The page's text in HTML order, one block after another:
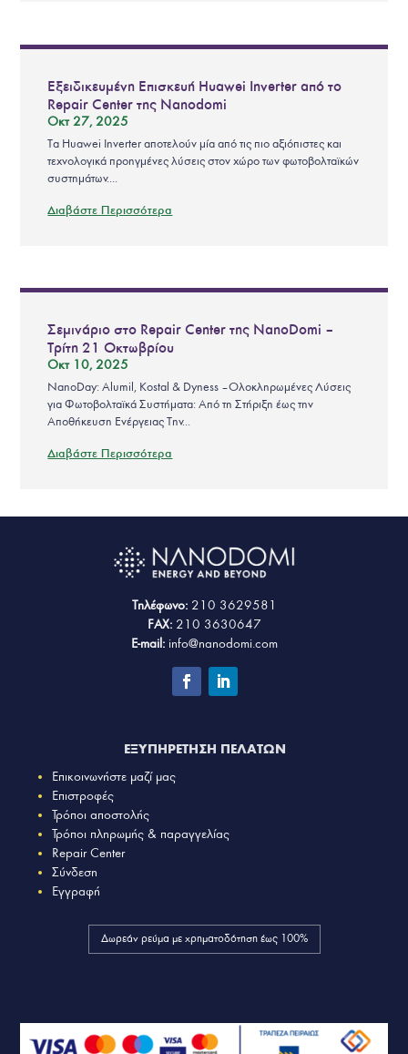
Εξειδικευμένη Επισκευή Huawei Inverter από το
Repair Center της Nanodomi
Οκτ 27, 2025
Τα Huawei Inverter αποτελούν μία από τις πιο αξιόπιστες και
τεχνολογικά προηγμένες λύσεις στον χώρο των φωτοβολταϊκών
συστημάτων....
Διαβάστε Περισσότερα
Σεμινάριο στο Repair Center της NanoDomi –
Τρίτη 21 Οκτωβρίου
Οκτ 10, 2025
NanoDay: Alumil, Kostal & Dyness – Ολοκληρωμένες Λύσεις
για Φωτοβολταϊκά Συστήματα: Από τη Στήριξη έως την
Αποθήκευση Ενέργειας Την...
Διαβάστε Περισσότερα
Τηλέφωνο: 210 3629581
FAX: 210 3630647
E-mail: info@nanodomi.com
ΕΞΥΠΗΡΕΤΗΣΗ ΠΕΛΑΤΩΝ
Επικοινωνήστε μαζί μας
Επιστροφές
Τρόποι αποστολής
Τρόποι πληρωμής & παραγγελίας
Repair Center
Σύνδεση
Εγγραφή
Δωρεάν ρεύμα με χρηματοδότηση έως 100%